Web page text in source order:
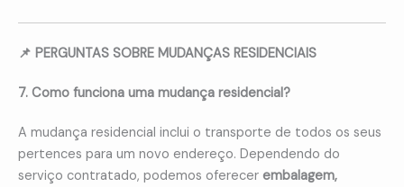
📌 PERGUNTAS SOBRE MUDANÇAS RESIDENCIAIS
7. Como funciona uma mudança residencial?
A mudança residencial inclui o transporte de todos os seus
pertences para um novo endereço. Dependendo do
serviço contratado, podemos oferecer embalagem,